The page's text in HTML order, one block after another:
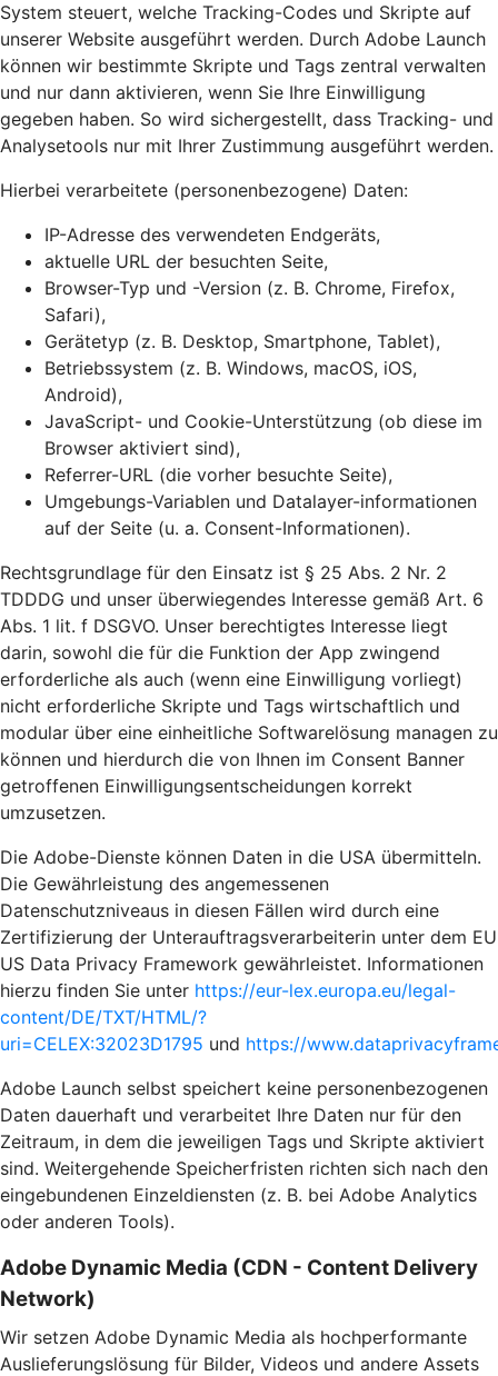
System steuert, welche Tracking-Codes und Skripte auf
unserer Website ausgeführt werden. Durch Adobe Launch
können wir bestimmte Skripte und Tags zentral verwalten
und nur dann aktivieren, wenn Sie Ihre Einwilligung
gegeben haben. So wird sichergestellt, dass Tracking- und
Analysetools nur mit Ihrer Zustimmung ausgeführt werden.
Hierbei verarbeitete (personenbezogene) Daten:
IP-Adresse des verwendeten Endgeräts,
aktuelle URL der besuchten Seite,
Browser-Typ und -Version (z. B. Chrome, Firefox,
Safari),
Gerätetyp (z. B. Desktop, Smartphone, Tablet),
Betriebssystem (z. B. Windows, macOS, iOS,
Android),
JavaScript- und Cookie-Unterstützung (ob diese im
Browser aktiviert sind),
Referrer-URL (die vorher besuchte Seite),
Umgebungs-Variablen und Datalayer-informationen
auf der Seite (u. a. Consent-Informationen).
Rechtsgrundlage für den Einsatz ist § 25 Abs. 2 Nr. 2
TDDDG und unser überwiegendes Interesse gemäß Art. 6
Abs. 1 lit. f DSGVO. Unser berechtigtes Interesse liegt
darin, sowohl die für die Funktion der App zwingend
erforderliche als auch (wenn eine Einwilligung vorliegt)
nicht erforderliche Skripte und Tags wirtschaftlich und
modular über eine einheitliche Softwarelösung managen zu
können und hierdurch die von Ihnen im Consent Banner
getroffenen Einwilligungsentscheidungen korrekt
umzusetzen.
Die Adobe-Dienste können Daten in die USA übermitteln.
Die Gewährleistung des angemessenen
Datenschutzniveaus in diesen Fällen wird durch eine
Zertifizierung der Unterauftragsverarbeiterin unter dem EU
US Data Privacy Framework gewährleistet. Informationen
hierzu finden Sie unter https://eur-lex.europa.eu/legal-
content/DE/TXT/HTML/?
uri=CELEX:32023D1795 und https://
Adobe Launch selbst speichert keine personenbezogenen
Daten dauerhaft und verarbeitet Ihre Daten nur für den
Zeitraum, in dem die jeweiligen Tags und Skripte aktiviert
sind. Weitergehende Speicherfristen richten sich nach den
eingebundenen Einzeldiensten (z. B. bei Adobe Analytics
oder anderen Tools).
Adobe Dynamic Media (CDN - Content Delivery
Network)
Wir setzen Adobe Dynamic Media als hochperformante
Auslieferungslösung für Bilder, Videos und andere Assets